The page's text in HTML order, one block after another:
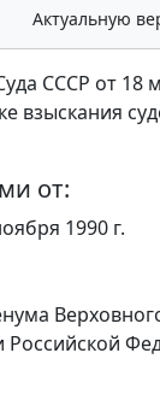
Актуальную
СССР от 18
взыскания
от:
1990 г.